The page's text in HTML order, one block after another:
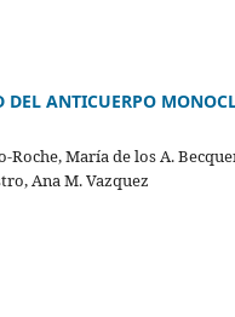
DEL ANTICUERPO
María de los A.
Ana M. Vazquez